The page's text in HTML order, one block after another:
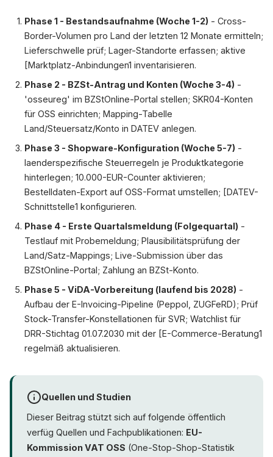
Phase 1 - Bestandsaufnahme (Woche 1-2) - Cross-
Border-Volumen pro Land der letzten 12 Monate ermitteln;
Lieferschwelle prüf; Lager-Standorte erfassen; aktive
[Marktplatz-Anbindungen1 inventarisieren.
Phase 2 - BZSt-Antrag und Konten (Woche 3-4) -
'osseureg' im BZStOnline-Portal stellen; SKR04-Konten
für OSS einrichten; Mapping-Tabelle
Land/Steuersatz/Konto in DATEV anlegen.
Phase 3 - Shopware-Konfiguration (Woche 5-7) -
laenderspezifische Steuerregeln je Produktkategorie
hinterlegen; 10.000-EUR-Counter aktivieren;
Bestelldaten-Export auf OSS-Format umstellen; [DATEV-
Schnittstelle1 konfigurieren.
Phase 4 - Erste Quartalsmeldung (Folgequartal) -
Testlauf mit Probemeldung; Plausibilitätsprüfung der
Land/Satz-Mappings; Live-Submission über das
BZStOnline-Portal; Zahlung an BZSt-Konto.
Phase 5 - ViDA-Vorbereitung (laufend bis 2028) -
Aufbau der E-Invoicing-Pipeline (Peppol, ZUGFeRD); Prüf
Stock-Transfer-Konstellationen für SVR; Watchlist für
DRR-Stichtag 01.07.2030 mit der [E-Commerce-Beratung1
regelmäß aktualisieren.
Quellen und Studien
Dieser Beitrag stützt sich auf folgende öffentlich
verfüg Quellen und Fachpublikationen: EU-
Kommission VAT OSS (One-Stop-Shop-Statistik